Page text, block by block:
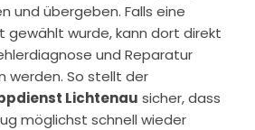
und übergeben. Falls eine
gewählt wurde, kann dort direkt
und Reparatur
werden. So stellt der
Lichtenau sicher, dass
möglichst schnell wieder